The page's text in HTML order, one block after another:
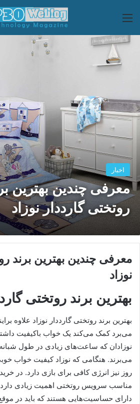
منو
اخبار
معرفی چندین بهترین
روتختی گارددار نوزاد
معرفی چندین بهترین برند
نوزاد
بهترین برند روتختی
بهترین برند روتختی گارددار نوزاد علاوه
می‌برد کمک می‌کند یک خواب باکیفیت
نوزادان که ساعت‌های زیادی در طول
می‌برند. هنگامی ‌که نوزاد کیفیت خواب
روز نیز انرژی کافی برای بازی دارد. در
مناسب سرویس روتختی اهمیت زیادی
دارای حساسیت‌هایی هستند که باید در موقع